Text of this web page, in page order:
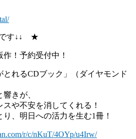
です↓↓ ★
！予約受付中！
とれるCDブック」（ダイヤモンド
きが、
や不安を消してくれる！
、明日への活力を生む1冊！
r/c/nKuT/4OYp/u4Irw/